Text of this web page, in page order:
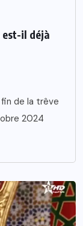
est-il déjà
de la trêve
2024